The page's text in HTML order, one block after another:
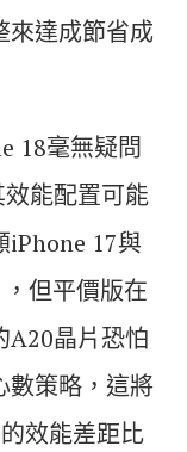
來達成節省成
18毫無疑問
能配置可能
iPhone 17與
但平價版在
A20晶片恐怕
數策略，這將
效能差距比